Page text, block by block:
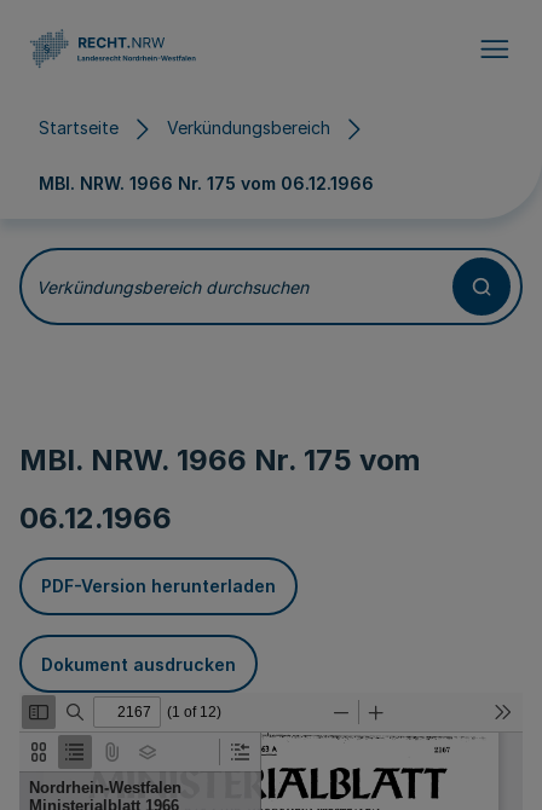
Startseite Verkündungsbereich
MBl. NRW. 1966 Nr. 175 vom 06.12.1966
Verkündungsbereich durchsuchen
MBl. NRW. 1966 Nr. 175 vom
06.12.1966
PDF-Version herunterladen
Dokument ausdrucken